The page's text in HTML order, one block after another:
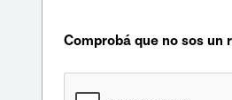
Comprobá que no sos un